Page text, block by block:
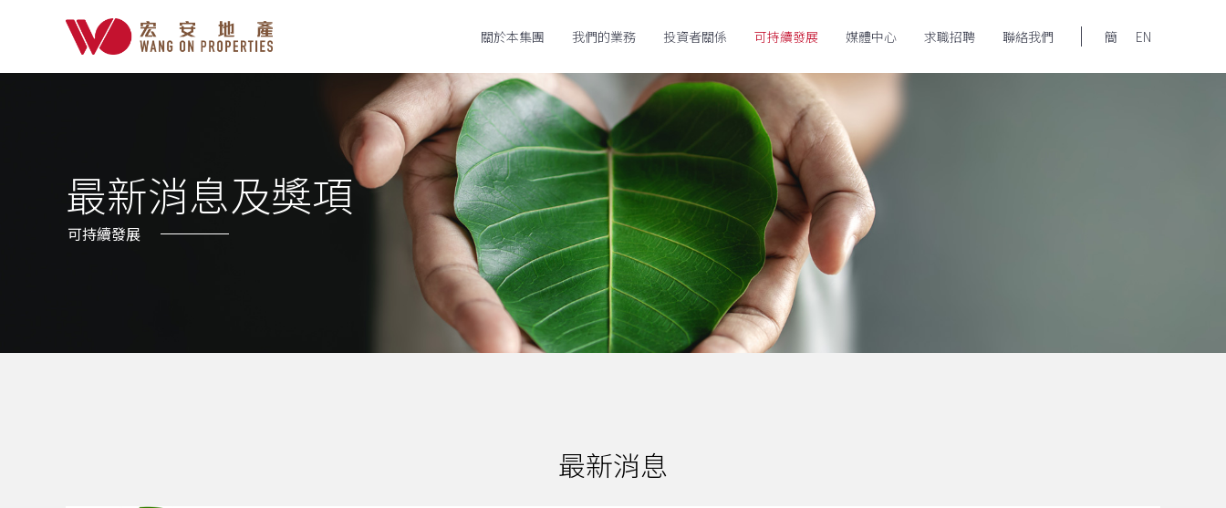
關於本集團 我們的業務 投資者關係 可持續發展 媒體中心 求職招聘 聯絡我們 簡 EN
最新消息及獎項
可持續發展
最新消息